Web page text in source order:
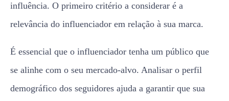
influência. O primeiro critério a considerar é a
relevância do influenciador em relação à sua marca.
É essencial que o influenciador tenha um público que
se alinhe com o seu mercado-alvo. Analisar o perfil
demográfico dos seguidores ajuda a garantir que sua